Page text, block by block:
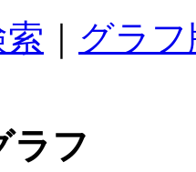
グラフ
ラフ